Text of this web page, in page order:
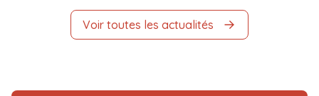
Voir toutes les actualités